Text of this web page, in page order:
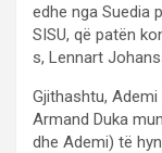
edhe nga Suedia
SISU, që patën
s, Lennart
Gjithashtu,
Armand Duka
dhe Ademi) të